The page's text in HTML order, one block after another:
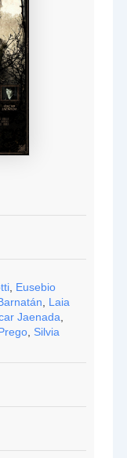
Eusebio
Laia
Jaenada
Silvia